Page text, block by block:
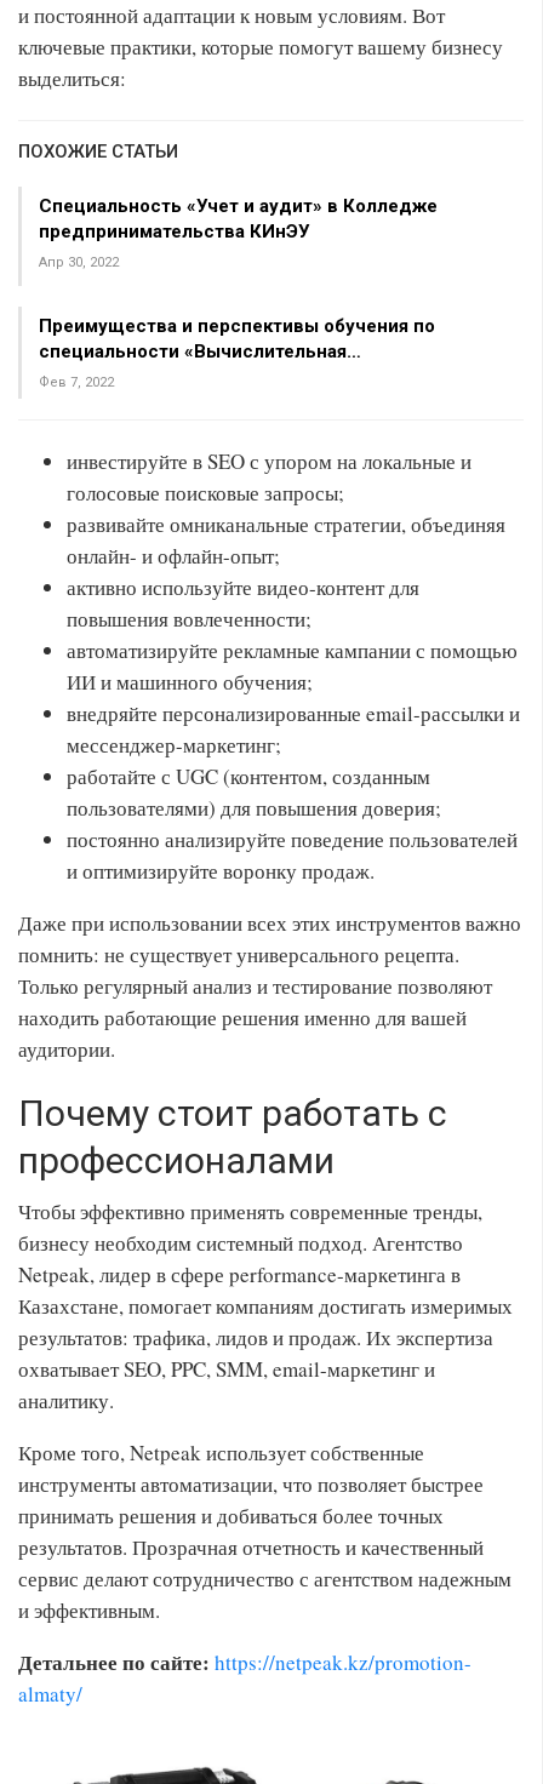
и постоянной адаптации к новым условиям. Вот
ключевые практики, которые помогут вашему бизнесу
выделиться:
ПОХОЖИЕ СТАТЬИ
Специальность «Учет и аудит» в Колледже
предпринимательства КИнЭУ
Апр 30, 2022
Преимущества и перспективы обучения по
специальности «Вычислительная…
Фев 7, 2022
инвестируйте в SEO с упором на локальные и
голосовые поисковые запросы;
развивайте омниканальные стратегии, объединяя
онлайн- и офлайн-опыт;
активно используйте видео-контент для
повышения вовлеченности;
автоматизируйте рекламные кампании с помощью
ИИ и машинного обучения;
внедряйте персонализированные email-рассылки и
мессенджер-маркетинг;
работайте с UGC (контентом, созданным
пользователями) для повышения доверия;
постоянно анализируйте поведение пользователей
и оптимизируйте воронку продаж.
Даже при использовании всех этих инструментов важно
помнить: не существует универсального рецепта.
Только регулярный анализ и тестирование позволяют
находить работающие решения именно для вашей
аудитории.
Почему стоит работать с
профессионалами
Чтобы эффективно применять современные тренды,
бизнесу необходим системный подход. Агентство
Netpeak, лидер в сфере performance-маркетинга в
Казахстане, помогает компаниям достигать измеримых
результатов: трафика, лидов и продаж. Их экспертиза
охватывает SEO, PPC, SMM, email-маркетинг и
аналитику.
Кроме того, Netpeak использует собственные
инструменты автоматизации, что позволяет быстрее
принимать решения и добиваться более точных
результатов. Прозрачная отчетность и качественный
сервис делают сотрудничество с агентством надежным
и эффективным.
Детальнее по сайте: https://netpeak.kz/promotion-
almaty/